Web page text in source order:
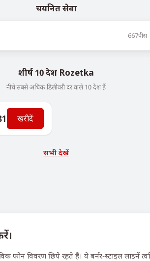
चयनित सेवा
667पीस
शीर्ष 10 देश Rozetka
नीचे सबसे अधिक डिलीवरी दर वाले 10 देश हैं
खरीदें
सभी देखें
विवरण छिपे रहते हैं। ये बर्नर-स्टाइल लाइनें